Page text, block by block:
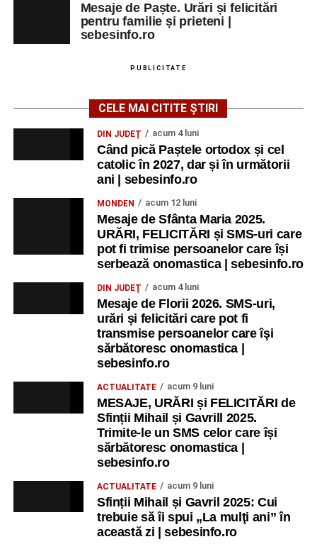
Mesaje de Paște. Urări și felicitări
pentru familie și prieteni |
sebesinfo.ro
PUBLICITATE
CELE MAI CITITE ȘTIRI
DIN JUDEȚ acum 4 luni
Când pică Paștele ortodox și cel
catolic în 2027, dar și în următorii
ani | sebesinfo.ro
MONDEN acum 12 luni
Mesaje de Sfânta Maria 2025.
URĂRI, FELICITĂRI și SMS-uri care
pot fi trimise persoanelor care își
serbează onomastica | sebesinfo.ro
DIN JUDEȚ acum 4 luni
Mesaje de Florii 2026. SMS-uri,
urări și felicitări care pot fi
transmise persoanelor care îşi
sărbătoresc onomastica |
sebesinfo.ro
ACTUALITATE acum 9 luni
MESAJE, URĂRI și FELICITĂRI de
Sfinții Mihail și Gavrill 2025.
Trimite-le un SMS celor care își
sărbătoresc onomastica |
sebesinfo.ro
ACTUALITATE acum 9 luni
Sfinții Mihail și Gavril 2025: Cui
trebuie să îi spui „La mulţi ani” în
această zi | sebesinfo.ro